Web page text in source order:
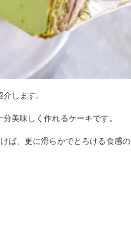
します。
美味しく作れるケーキです。
ば、更に滑らかでとろける食感の